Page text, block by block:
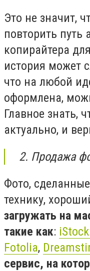
Это не значит,
повторить путь
копирайтера
история может
что на любой
оформлена,
Главное знать,
актуально, и
2. Продажа
Фото,
технику,
загружать на
такие как:
Fotolia,
сервис, на